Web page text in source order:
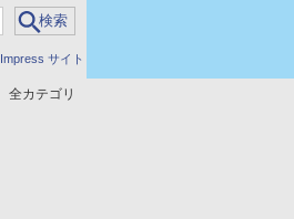
Impress サイト
全カテゴリ